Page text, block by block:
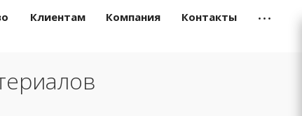
Клиентам Компания Контакты